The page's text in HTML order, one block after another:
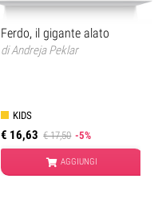
Ferdo, il gigante alato
diAndreja Peklar
KIDS
€ 16,63 € 17,50 -5%
AGGIUNGI